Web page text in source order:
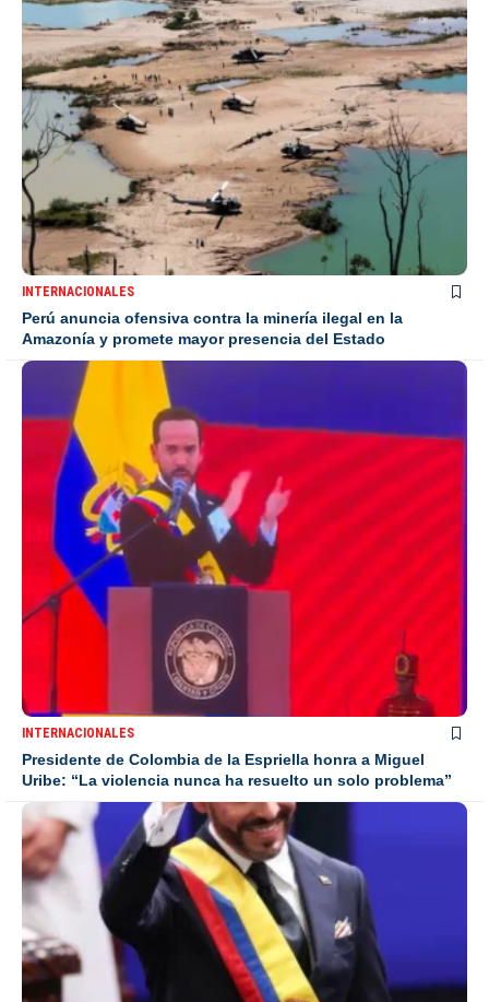
INTERNACIONALES
Perú anuncia ofensiva contra la minería ilegal en la
Amazonía y promete mayor presencia del Estado
INTERNACIONALES
Presidente de Colombia de la Espriella honra a Miguel
Uribe: “La violencia nunca ha resuelto un solo problema”